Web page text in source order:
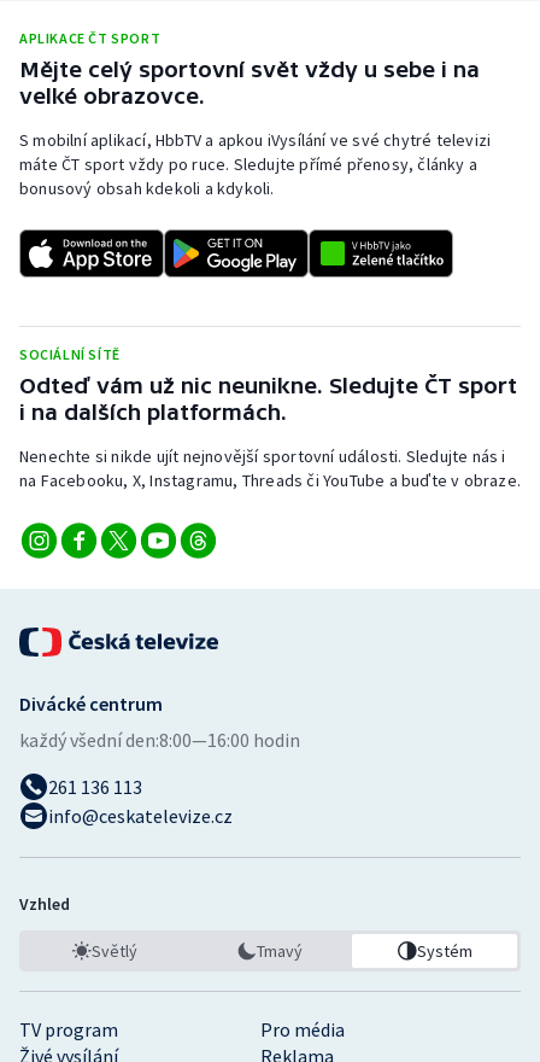
APLIKACE ČT SPORT
Mějte celý sportovní svět vždy u sebe i na
velké obrazovce.
S mobilní aplikací, HbbTV a apkou iVysílání ve své chytré televizi
máte ČT sport vždy po ruce. Sledujte přímé přenosy, články a
bonusový obsah kdekoli a kdykoli.
SOCIÁLNÍ SÍTĚ
Odteď vám už nic neunikne. Sledujte ČT sport
i na dalších platformách.
Nenechte si nikde ujít nejnovější sportovní události. Sledujte nás i
na Facebooku, X, Instagramu, Threads či YouTube a buďte v obraze.
TV program
Pro média
Živé vysílání
Reklama
Divácké centrum
každý všední den:8:00—16:00 hodin
261 136 113
info@ceskatelevize.cz
Vzhled
Světlý Tmavý Systém